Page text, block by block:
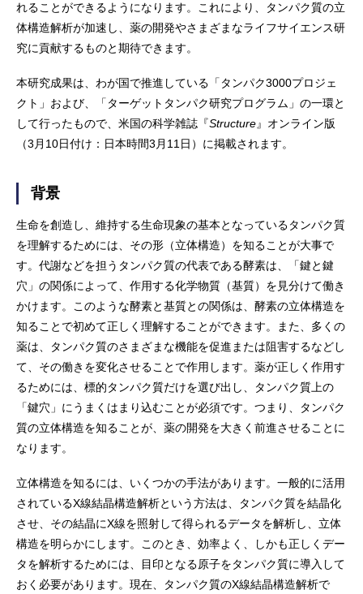
れることができるようになります。これにより、タンパク質の立
体構造解析が加速し、薬の開発やさまざまなライフサイエンス研
究に貢献するものと期待できます。
本研究成果は、わが国で推進している「タンパク3000プロジェ
クト」および、「ターゲットタンパク研究プログラム」の一環と
して行ったもので、米国の科学雑誌『Structure』オンライン版
（3月10日付け：日本時間3月11日）に掲載されます。
背景
生命を創造し、維持する生命現象の基本となっているタンパク質
を理解するためには、その形（立体構造）を知ることが大事で
す。代謝などを担うタンパク質の代表である酵素は、「鍵と鍵
穴」の関係によって、作用する化学物質（基質）を見分けて働き
かけます。このような酵素と基質との関係は、酵素の立体構造を
知ることで初めて正しく理解することができます。また、多くの
薬は、タンパク質のさまざまな機能を促進または阻害するなどし
て、その働きを変化させることで作用します。薬が正しく作用す
るためには、標的タンパク質だけを選び出し、タンパク質上の
「鍵穴」にうまくはまり込むことが必須です。つまり、タンパク
質の立体構造を知ることが、薬の開発を大きく前進させることに
なります。
立体構造を知るには、いくつかの手法があります。一般的に活用
されているX線結晶構造解析という方法は、タンパク質を結晶化
させ、その結晶にX線を照射して得られるデータを解析し、立体
構造を明らかにします。このとき、効率よく、しかも正しくデー
タを解析するためには、目印となる原子をタンパク質に導入して
おく必要があります。現在、タンパク質のX線結晶構造解析で